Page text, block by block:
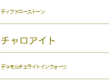
ティファニーストーン
チャロアイト
デュモルチェライトインクォーツ